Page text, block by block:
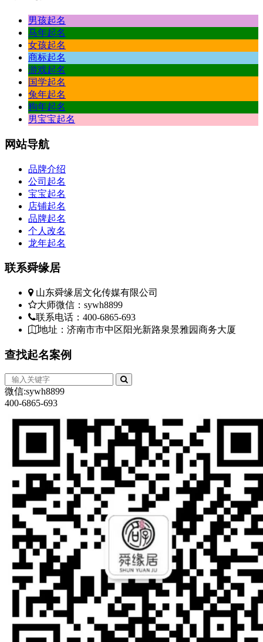
男孩起名
马年起名
女孩起名
商标起名
游戏起名
国学起名
兔年起名
狗年起名
男宝宝起名
网站导航
品牌介绍
公司起名
宝宝起名
店铺起名
品牌起名
个人改名
龙年起名
联系舜缘居
山东舜缘居文化传媒有限公司
大师微信：sywh8899
联系电话：400-6865-693
地址：济南市市中区阳光新路泉景雅园商务大厦
查找起名案例
微信:sywh8899
400-6865-693